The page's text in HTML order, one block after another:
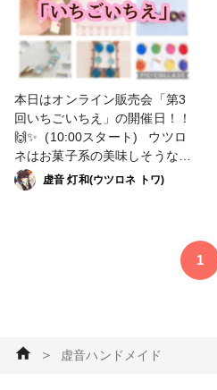
ンドメイド #ハンドメイドアク
セサリー #手作りアクセサリー
#手作りピアス #オシャレさん
と繋がりたい #お洒落さんと繋
がりたい #今日のコーデ #きょ
コ #ファッション #ファッショ
ン好きな人と繋がりたい #ガー
リーコーデ #置き画 #高見えフ
ァッション #レジン #バレンタ
イン #チョコ #プレゼント #ピ
本日はオンライン販売会「第3
回いちごいちえ」の開催日！！
🙌✨ (10:00スタート) ウツロ
ネはお菓子系の美味しそうなア
クセサリーを多数ご用意しまし
た！ 今夜21時にはminneにて
(入場にはピクトスクエアへの
〜〜〜〜〜〜〜〜〜〜〜〜〜〜
〜〜〜〜〜〜〜〜〜〜〜 今後
虚音 灯和(ウツロネ トワ)
1
＞ 虚音ハンドメイド